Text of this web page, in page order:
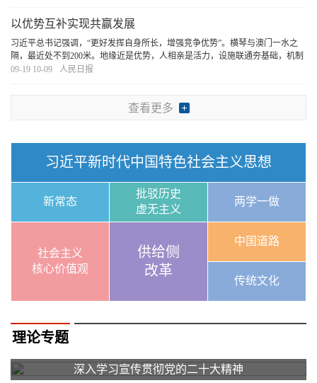
以优势互补实现共赢发展
习近平总书记强调，“更好发挥自身所长，增强竞争优势”。横琴与澳门一水之
隔，最近处不到200米。地缘近是优势，人相亲是活力，设施联通夯基础，机制
相通强支撑，加快横琴粤澳深度合作区建设可谓天时地利人和。抢抓机遇，更
09-19 10-09 人民日报
查看更多
习近平新时代中国特色社会主义思想
新常态
批驳历史
虚无主义
两学一做
社会主义
核心价值观
供给侧
改革
中国道路
传统文化
理论专题
深入学习宣传贯彻党的二十大精神